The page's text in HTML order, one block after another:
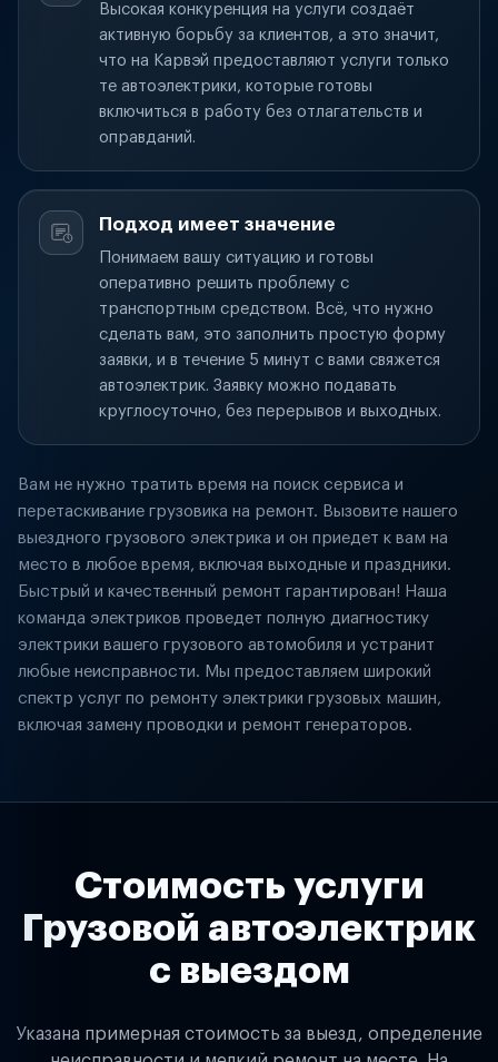
Высокая конкуренция на услуги создаёт
активную борьбу за клиентов, а это значит,
что на Карвэй предоставляют услуги только
те автоэлектрики, которые готовы
включиться в работу без отлагательств и
оправданий.
Подход имеет значение
Понимаем вашу ситуацию и готовы
оперативно решить проблему с
транспортным средством. Всё, что нужно
сделать вам, это заполнить простую форму
заявки, и в течение 5 минут с вами свяжется
автоэлектрик. Заявку можно подавать
круглосуточно, без перерывов и выходных.
Вам не нужно тратить время на поиск сервиса и
перетаскивание грузовика на ремонт. Вызовите нашего
выездного грузового электрика и он приедет к вам на
место в любое время, включая выходные и праздники.
Быстрый и качественный ремонт гарантирован! Наша
команда электриков проведет полную диагностику
электрики вашего грузового автомобиля и устранит
любые неисправности. Мы предоставляем широкий
спектр услуг по ремонту электрики грузовых машин,
включая замену проводки и ремонт генераторов.
Стоимость услуги
Грузовой автоэлектрик
с выездом
Указана примерная стоимость за выезд, определение